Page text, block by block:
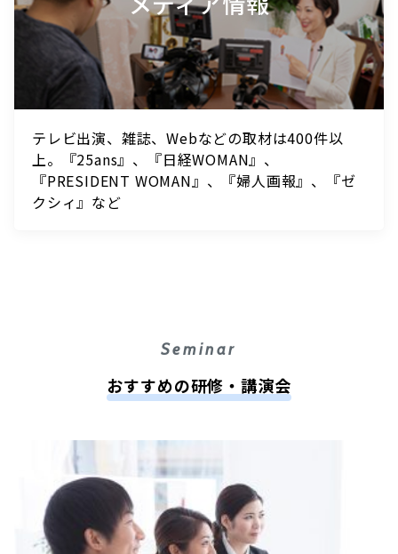
テレビ出演、雑誌、Webなどの取材は400件以
上。『25ans』、『日経WOMAN』、
『PRESIDENT WOMAN』、『婦人画報』、『ゼ
クシィ』など
おすすめの研修・講演会